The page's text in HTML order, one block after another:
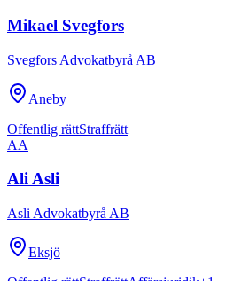
Mikael Svegfors
Svegfors Advokatbyrå AB
Aneby
Offentlig rättStraffrätt
AA
Ali Asli
Asli Advokatbyrå AB
Eksjö